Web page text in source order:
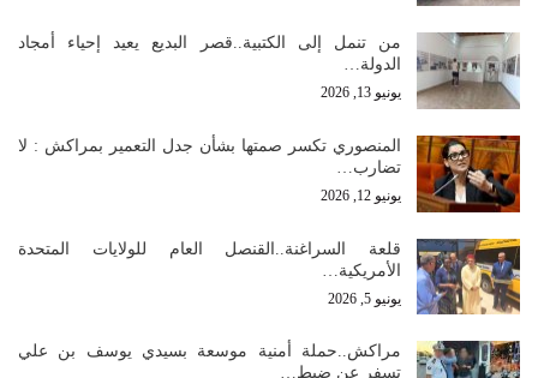
من تنمل إلى الكتبية..قصر البديع يعيد إحياء أمجاد
الدولة…
يونيو 13, 2026
المنصوري تكسر صمتها بشأن جدل التعمير بمراكش : لا
تضارب…
يونيو 12, 2026
قلعة السراغنة..القنصل العام للولايات المتحدة
الأمريكية…
يونيو 5, 2026
مراكش..حملة أمنية موسعة بسيدي يوسف بن علي
تسفر عن ضبط…